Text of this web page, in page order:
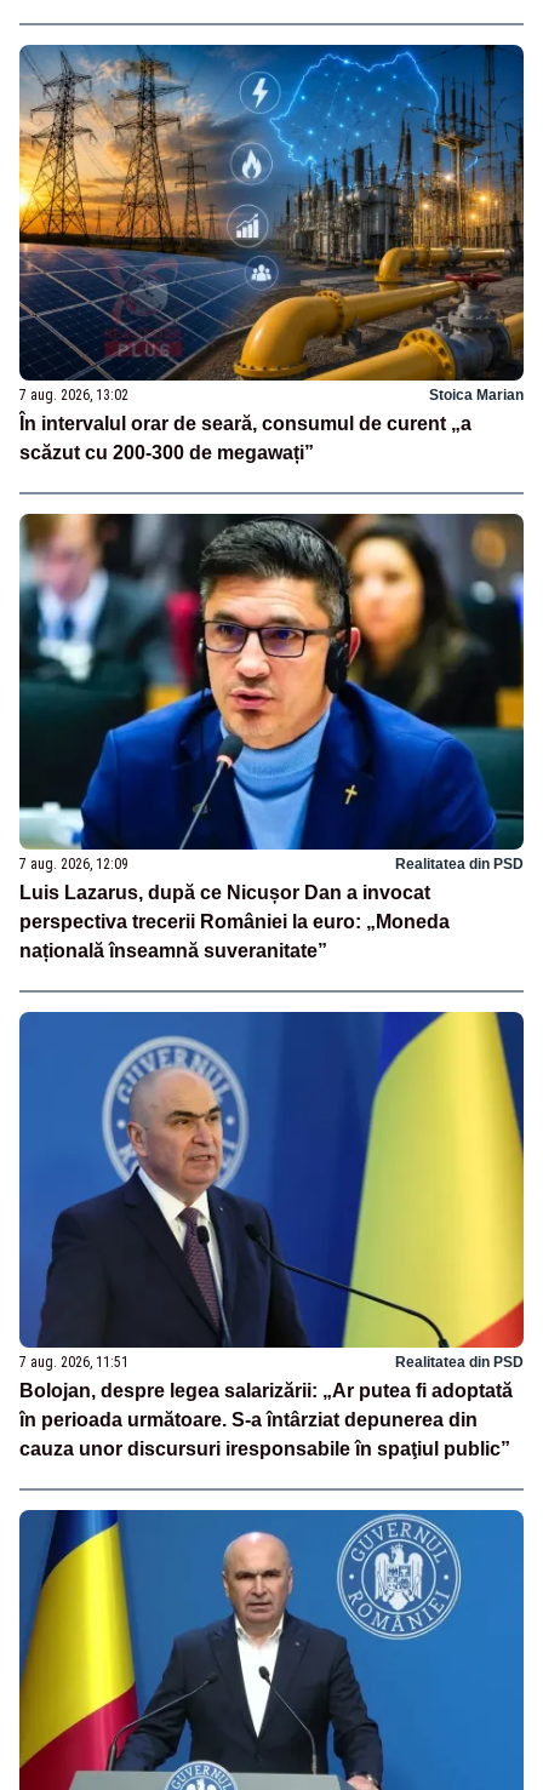
7 aug. 2026, 13:02 Stoica Marian
În intervalul orar de seară, consumul de curent „a
scăzut cu 200-300 de megawați”
7 aug. 2026, 12:09 Realitatea din PSD
Luis Lazarus, după ce Nicușor Dan a invocat
perspectiva trecerii României la euro: „Moneda
națională înseamnă suveranitate”
7 aug. 2026, 11:51 Realitatea din PSD
Bolojan, despre legea salarizării: „Ar putea fi adoptată
în perioada următoare. S-a întârziat depunerea din
cauza unor discursuri iresponsabile în spaţiul public”